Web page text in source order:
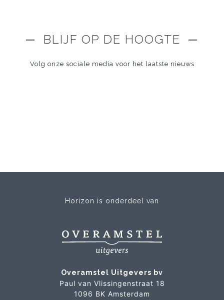
─ BLIJF OP DE HOOGTE ─
Volg onze sociale media voor het laatste nieuws
Horizon is onderdeel van
Overamstel Uitgevers bv
Paul van Vlissingenstraat 18
1096 BK Amsterdam